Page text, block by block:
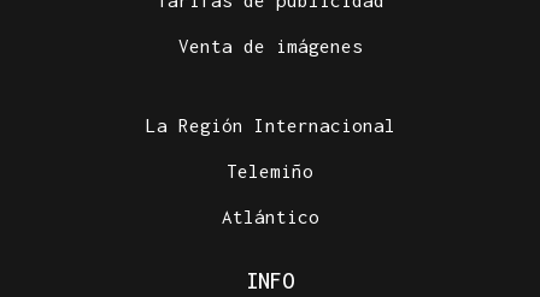
Venta de imágenes
La Región Internacional
Telemiño
Atlántico
INFO